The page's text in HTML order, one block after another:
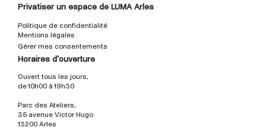
Privatiser un espace de LUMA Arles
Politique de confidentialité
Mentions légales
Gérer mes consentements
Horaires d'ouverture
Ouvert tous les jours,
de 10h00 à 19h30
Parc des Ateliers,
35 avenue Victor Hugo
13200 Arles